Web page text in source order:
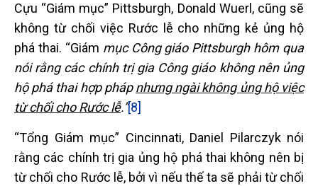
Cựu “Giám mục” Pittsburgh, Donald Wuerl, cũng sẽ
không từ chối việc Rước lễ cho những kẻ ủng hộ
phá thai. “Giám mục Công giáo Pittsburgh hôm qua
nói rằng các chính trị gia Công giáo không nên ủng
hộ phá thai hợp phápnhưng ngài không ủng hộ việc
từ chối cho Rước lễ.”[8]
“Tổng Giám mục” Cincinnati, Daniel Pilarczyk nói
rằng các chính trị gia ủng hộ phá thai không nên bị
từ chối cho Rước lễ, bởi vì nếu thế ta sẽ phải từ chối